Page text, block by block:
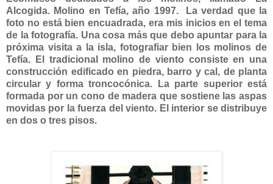
Alcogida. Molino en Tefía, año 1997. La verdad que la
foto no está bien encuadrada, era mis inicios en el tema
de la fotografía. Una cosa más que debo apuntar para la
próxima visita a la isla, fotografiar bien los molinos de
Tefía. El tradicional molino de viento consiste en una
construcción edificado en piedra, barro y cal, de planta
circular y forma troncocónica. La parte superior está
formada por un cono de madera que sostiene las aspas
movidas por la fuerza del viento. El interior se distribuye
en dos o tres pisos.